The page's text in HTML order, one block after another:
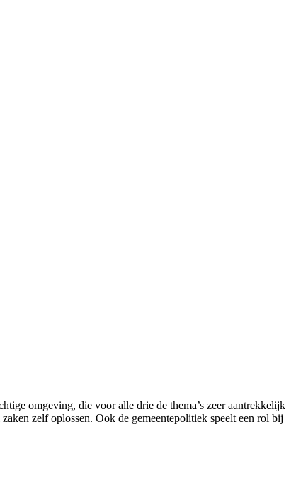
omgeving, die voor alle drie de thema’s zeer aantrekkelijk
zelf oplossen. Ook de gemeentepolitiek speelt een rol bij